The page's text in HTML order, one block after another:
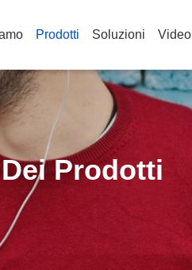
Prodotti Soluzioni Video
Prodotti